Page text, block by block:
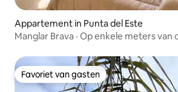
Appartement in Punta del Este
Manglar Brava · Op enkele meters van
Favoriet van gasten
Favoriet van gasten